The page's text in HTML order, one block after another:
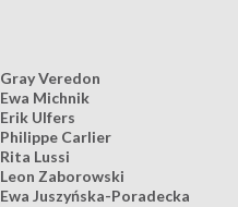
Gray Veredon
Ewa Michnik
Erik Ulfers
Philippe Carlier
Rita Lussi
Leon Zaborowski
Ewa Juszyńska-Poradecka